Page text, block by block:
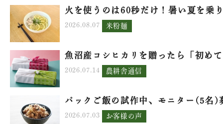
火を使うのは60秒だけ！暑い夏を乗
2026.08.07 米粉麺
魚沼産コシヒカリを贈ったら「初め
2026.07.14 農耕舎通信
パックご飯の試作中、モニター(5名)
2026.07.03 お客様の声